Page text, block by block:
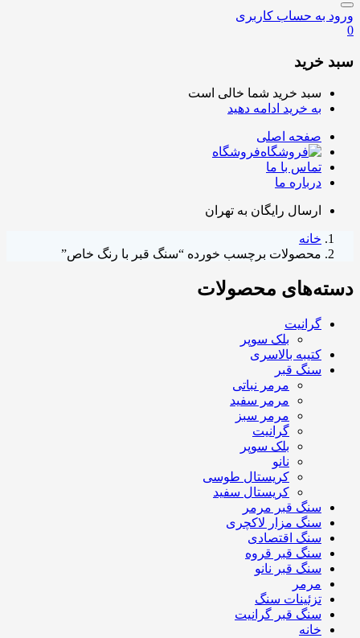
ورود به حساب کاربری
0
سبد خرید
سبد خرید شما خالی است
به خرید ادامه دهید
صفحه اصلی
فروشگاه
تماس با ما
درباره ما
ارسال رایگان به تهران
خانه
محصولات برچسب خورده “سنگ قبر با رنگ خاص”
دسته‌های محصولات
گرانیت
بلک سوپر
کتیبه بالاسری
سنگ قبر
مرمر نباتی
مرمر سفید
مرمر سبز
گرانیت
بلک سوپر
نانو
کریستال طوسی
کریستال سفید
سنگ قبر مرمر
سنگ مزار لاکچری
سنگ اقتصادی
سنگ قبر قروه
سنگ قبر نانو
مرمر
تزئینات سنگ
سنگ قبر گرانیت
خانه